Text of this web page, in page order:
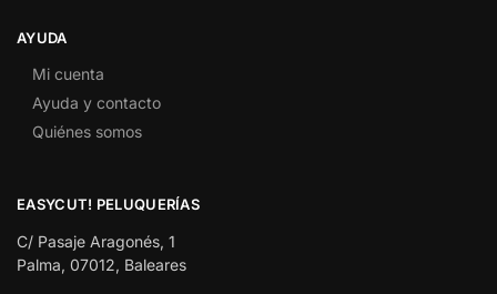
AYUDA
Mi cuenta
Ayuda y contacto
Quiénes somos
EASYCUT! PELUQUERÍAS
C/ Pasaje Aragonés, 1
Palma, 07012, Baleares